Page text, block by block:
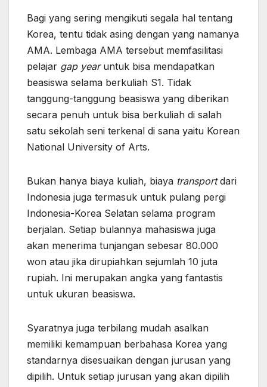
Bagi yang sering mengikuti segala hal tentang
Korea, tentu tidak asing dengan yang namanya
AMA. Lembaga AMA tersebut memfasilitasi
pelajar gap yearuntuk bisa mendapatkan
beasiswa selama berkuliah S1. Tidak
tanggung-tanggung beasiswa yang diberikan
secara penuh untuk bisa berkuliah di salah
satu sekolah seni terkenal di sana yaitu Korean
National University of Arts.
Bukan hanya biaya kuliah, biaya transportdari
Indonesia juga termasuk untuk pulang pergi
Indonesia-Korea Selatan selama program
berjalan. Setiap bulannya mahasiswa juga
akan menerima tunjangan sebesar 80.000
won atau jika dirupiahkan sejumlah 10 juta
rupiah. Ini merupakan angka yang fantastis
untuk ukuran beasiswa.
Syaratnya juga terbilang mudah asalkan
memiliki kemampuan berbahasa Korea yang
standarnya disesuaikan dengan jurusan yang
dipilih. Untuk setiap jurusan yang akan dipilih